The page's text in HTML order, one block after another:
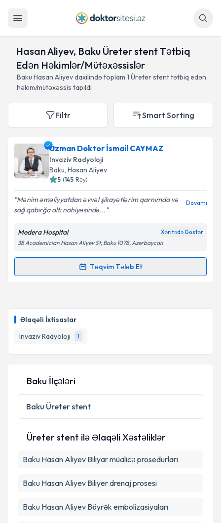
Hasan Aliyev, Baku Üreter stent Tətbiq
Edən Həkimlər/Mütəxəssislər
Baku Hasan Aliyev daxilində toplam 1 Üreter stent tətbiq edən
həkim/mütəxəssis tapıldı
Əlaqəli İxtisaslar
Invaziv Radyoloji
1
Filtr Smart Sorting
Uzman Doktor İsmail CAYMAZ
Invaziv Radyoloji
Baku, Hasan Aliyev
5 (145 Rəy)
Mənim əməliyyatdan əvvəl şikayətlərim qarnımda və
sağ qabırğa altı nahiyəsində...
Davamı
Medera Hospital Xəritədə Göstər
38 Academician Hasan Aliyev St, Baku 1078, Azerbaycan
Təqvim Tələb Et
Randevu Təqvimi Tələbi
randevu təqvimi tələbi yaradın. Bu mütəxəssisdən
randevu ala biləcəyiniz təqvim hazır olduqda e-poçt
ilə məlumatlandırılacaqsınız.
E-poçt Ünvanınız
Şəxsi məlumatlarımın emal edilməsinə dair
Aydınlatma Mətni
edilməsinə razılıq verirəm.
Təqvim Tələbini Göndər
Baku İlçələri
Baku Üreter stent
Üreter stent ilə Əlaqəli Xəstəliklər
Baku Hasan Aliyev Biliyar müalicə prosedurları
Baku Hasan Aliyev Biliyer drenaj prosesi
Baku Hasan Aliyev Böyrək embolizasiyaları